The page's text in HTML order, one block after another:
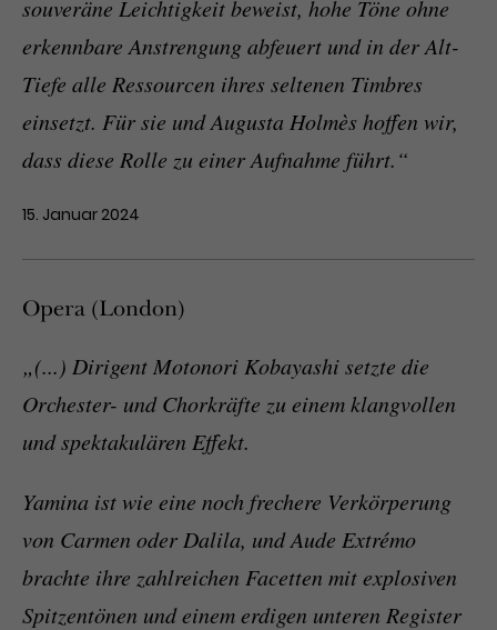
souveräne Leichtigkeit beweist, hohe Töne ohne
erkennbare Anstrengung abfeuert und in der Alt-
Tiefe alle Ressourcen ihres seltenen Timbres
einsetzt. Für sie und Augusta Holmès hoffen wir,
dass diese Rolle zu einer Aufnahme führt.“
15. Januar 2024
Opera (London)
„(...) Dirigent Motonori Kobayashi setzte die
Orchester- und Chorkräfte zu einem klangvollen
und spektakulären Effekt.
Yamina ist wie eine noch frechere Verkörperung
von Carmen oder Dalila, und Aude Extrémo
brachte ihre zahlreichen Facetten mit explosiven
Spitzentönen und einem erdigen unteren Register